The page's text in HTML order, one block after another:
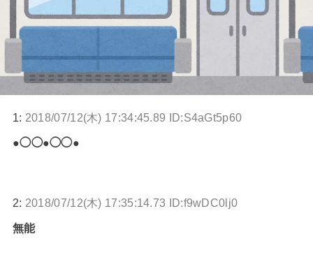
1: 2018/07/12(木) 17:34:45.89 ID:S4aGt5p60
●◯◯●◯◯●
2: 2018/07/12(木) 17:35:14.73 ID:f9wDC0lj0
無能